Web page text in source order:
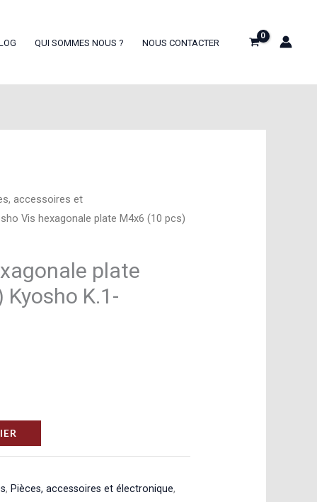
QUI SOMMES NOUS ? NOUS CONTACTER
accessoires et
Vis hexagonale plate M4x6 (10 pcs)
plate
K.1-
, Pièces, accessoires et électronique,